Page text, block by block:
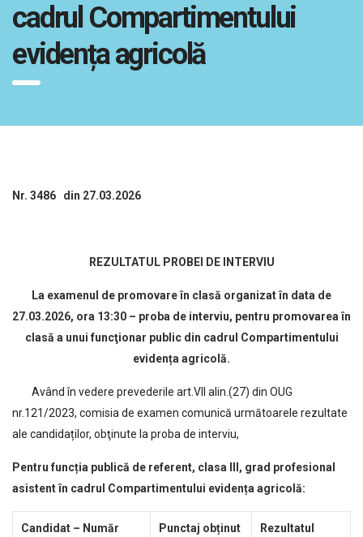
cadrul Compartimentului
evidența agricolă
Nr. 3486 din 27.03.2026
REZULTATUL PROBEI DE INTERVIU
La examenul de promovare în clasă organizat în data de
27.03.2026, ora 13:30 – proba de interviu, pentru promovarea în
clasă a unui funcţionar public din cadrul Compartimentului
evidența agricolă.
Având în vedere prevederile art.VII alin.(27) din OUG
nr.121/2023, comisia de examen comunică următoarele rezultate
ale candidaților, obţinute la proba de interviu,
Pentru funcția publică de referent, clasa III, grad profesional
asistent în cadrul Compartimentului evidența agricolă:
Candidat – Număr
Punctaj obținut
Rezultatul